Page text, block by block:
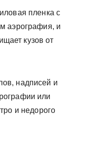
пленка с
аэрография, и
кузов от
надписей и
или
и недорого